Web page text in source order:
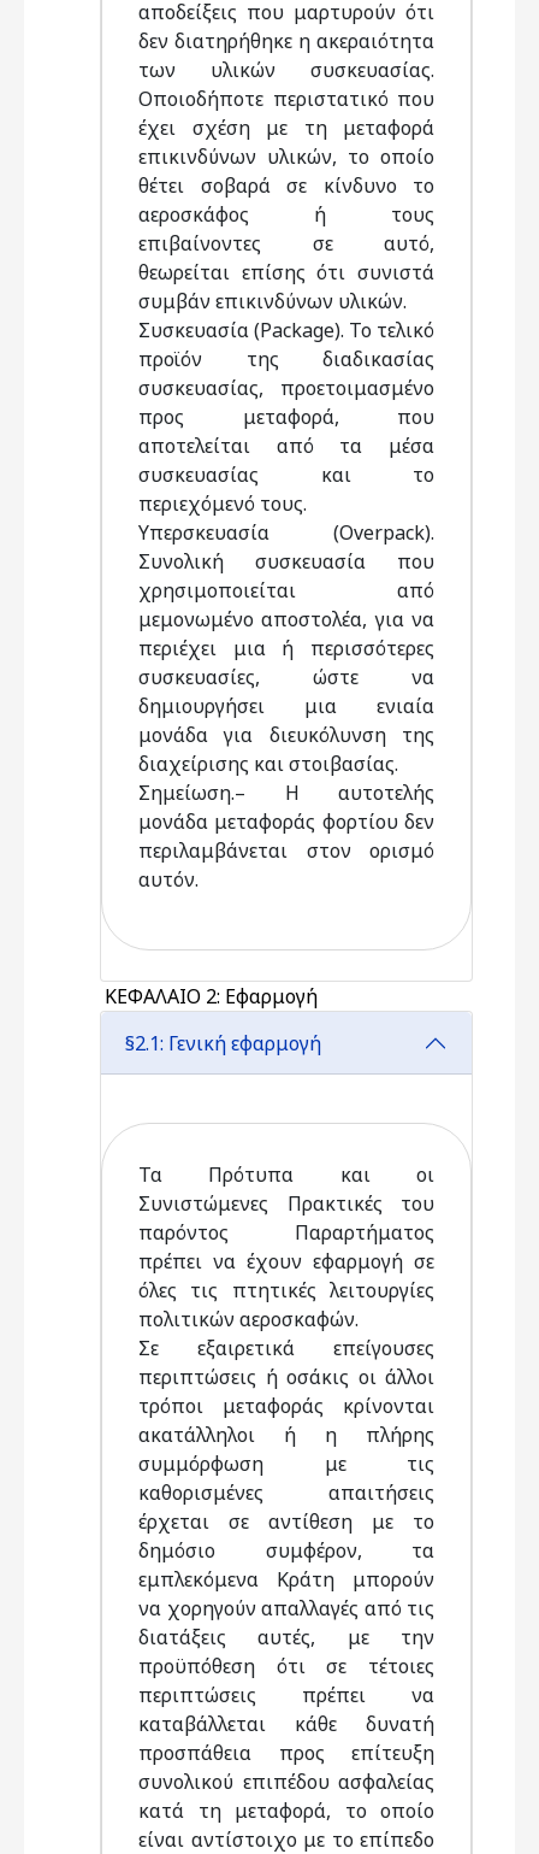
αποδείξεις που μαρτυρούν ότι
δεν διατηρήθηκε η ακεραιότητα
των υλικών συσκευασίας.
Οποιοδήποτε περιστατικό που
έχει σχέση με τη μεταφορά
επικινδύνων υλικών, το οποίο
θέτει σοβαρά σε κίνδυνο το
αεροσκάφος ή τους
επιβαίνοντες σε αυτό,
θεωρείται επίσης ότι συνιστά
συμβάν επικινδύνων υλικών.
Συσκευασία (Package). To τελικό
προϊόν της διαδικασίας
συσκευασίας, προετοιμασμένο
προς μεταφορά, που
αποτελείται από τα μέσα
συσκευασίας και το
περιεχόμενό τους.
Υπερσκευασία (Overpack).
Συνολική συσκευασία που
χρησιμοποιείται από
μεμονωμένο αποστολέα, για να
περιέχει μια ή περισσότερες
συσκευασίες, ώστε να
δημιουργήσει μια ενιαία
μονάδα για διευκόλυνση της
διαχείρισης και στοιβασίας.
Σημείωση.– Η αυτοτελής
μονάδα μεταφοράς φορτίου δεν
περιλαμβάνεται στον ορισμό
αυτόν.
ΚΕΦΑΛΑΙΟ 2: Εφαρμογή
§2.1: Γενική εφαρμογή
Τα Πρότυπα και οι
Συνιστώμενες Πρακτικές του
παρόντος Παραρτήματος
πρέπει να έχουν εφαρμογή σε
όλες τις πτητικές λειτουργίες
πολιτικών αεροσκαφών.
Σε εξαιρετικά επείγουσες
περιπτώσεις ή οσάκις οι άλλοι
τρόποι μεταφοράς κρίνονται
ακατάλληλοι ή η πλήρης
συμμόρφωση με τις
καθορισμένες απαιτήσεις
έρχεται σε αντίθεση με το
δημόσιο συμφέρον, τα
εμπλεκόμενα Κράτη μπορούν
να χορηγούν απαλλαγές από τις
διατάξεις αυτές, με την
προϋπόθεση ότι σε τέτοιες
περιπτώσεις πρέπει να
καταβάλλεται κάθε δυνατή
προσπάθεια προς επίτευξη
συνολικού επιπέδου ασφαλείας
κατά τη μεταφορά, το οποίο
είναι αντίστοιχο με το επίπεδο